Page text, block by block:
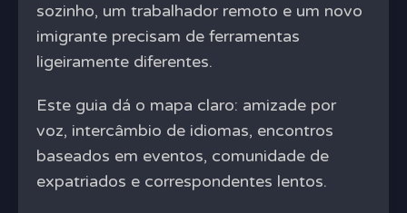
sozinho, um trabalhador remoto e um novo
imigrante precisam de ferramentas
ligeiramente diferentes.
Este guia dá o mapa claro: amizade por
voz, intercâmbio de idiomas, encontros
baseados em eventos, comunidade de
expatriados e correspondentes lentos.